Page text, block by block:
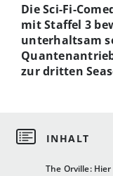
The Orville:
Die Sci-Fi-
mit Staffel 3
unterhaltsam
zur dritten